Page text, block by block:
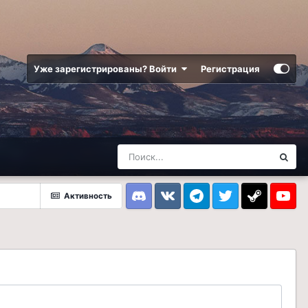
Уже зарегистрированы? Войти Регистрация
Активность
DiscordVK TelegramTwitter Steam